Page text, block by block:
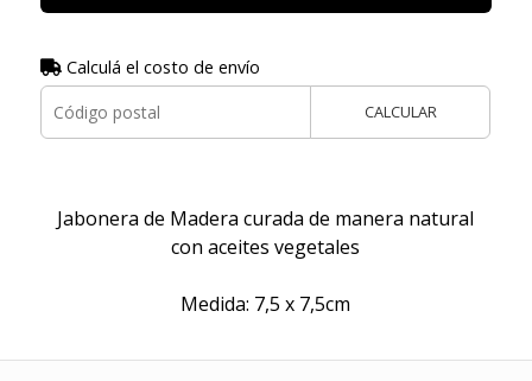
Calculá el costo de envío
CALCULAR
Jabonera de Madera curada de manera natural
con aceites vegetales
Medida: 7,5 x 7,5cm